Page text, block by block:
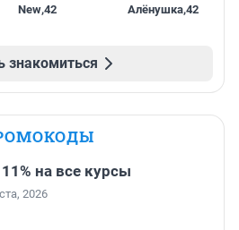
New,42 Алёнушка,42
знакомиться
на все курсы
2026